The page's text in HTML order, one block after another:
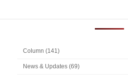
Column (141)
News & Updates (69)